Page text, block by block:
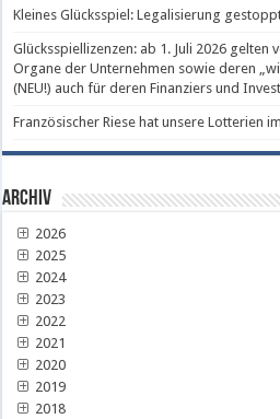
Kleines Glücksspiel: Legalisierung
Glücksspiellizenzen: ab 1. Juli 2026
Organe der Unternehmen sowie deren
(NEU!) auch für deren Finanziers und
Französischer Riese hat unsere Lotterien
Archiv
2026
2025
2024
2023
2022
2021
2020
2019
2018